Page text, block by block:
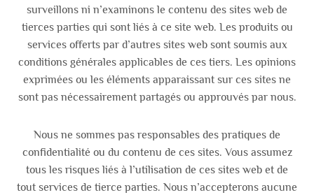
surveillons ni n’examinons le contenu des sites web de
tierces parties qui sont liés à ce site web. Les produits ou
services offerts par d’autres sites web sont soumis aux
conditions générales applicables de ces tiers. Les opinions
exprimées ou les éléments apparaissant sur ces sites ne
sont pas nécessairement partagés ou approuvés par nous.
Nous ne sommes pas responsables des pratiques de
confidentialité ou du contenu de ces sites. Vous assumez
tous les risques liés à l’utilisation de ces sites web et de
tout services de tierce parties. Nous n’accepterons aucune